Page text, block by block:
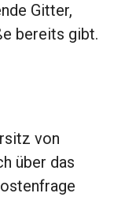
Gitter,
bereits gibt.
von
über das